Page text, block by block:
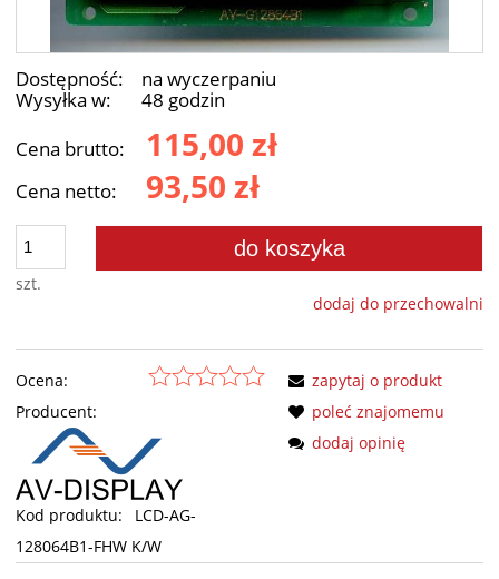
Dostępność:
na wyczerpaniu
Wysyłka w:
48 godzin
Cena brutto:
115,00 zł
Cena netto: 93,50 zł
szt.
do koszyka
dodaj do przechowalni
Ocena:
Producent:
Kod produktu:
LCD-AG-
128064B1-FHW K/W
zapytaj o produkt
poleć znajomemu
dodaj opinię